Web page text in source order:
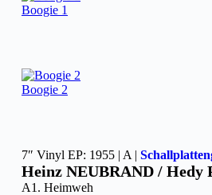
Boogie 1
Boogie 2
7″ Vinyl EP: 1955 | A |
Heinz NEUBRAND / Hedy
A1. Heimweh